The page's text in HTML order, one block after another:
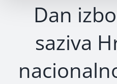
Dan
saziva